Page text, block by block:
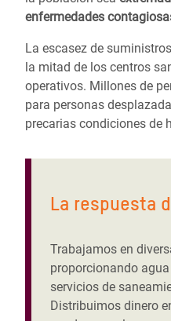
enfermedades
La escasez de
la mitad de los centros
operativos. Millones de
para personas
precarias condiciones de
La respuesta
Trabajamos en
proporcionando
servicios de
Distribuimos dinero